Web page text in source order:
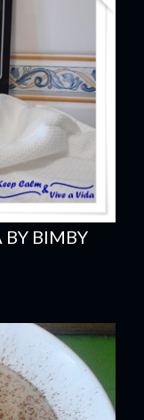
BIMBY